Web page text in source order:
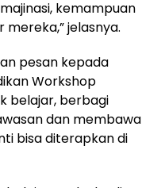
kemampuan
jelasnya.
pesan kepada
Workshop
belajar, berbagi
dan membawa
bisa diterapkan di